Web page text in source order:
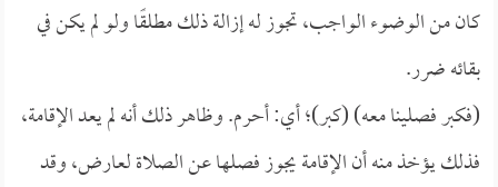
كان من الوضوء الواجب، تجوز له إزالة ذلك مطلقًا ولو لم يكن في
بقائه ضرر.
(فكبر فصلينا معه) (كبر)؛ أي: أحرم. وظاهر ذلك أنه لم يعد الإقامة،
فذلك يؤخذ منه أن الإقامة يجوز فصلها عن الصلاة لعارض، وقد